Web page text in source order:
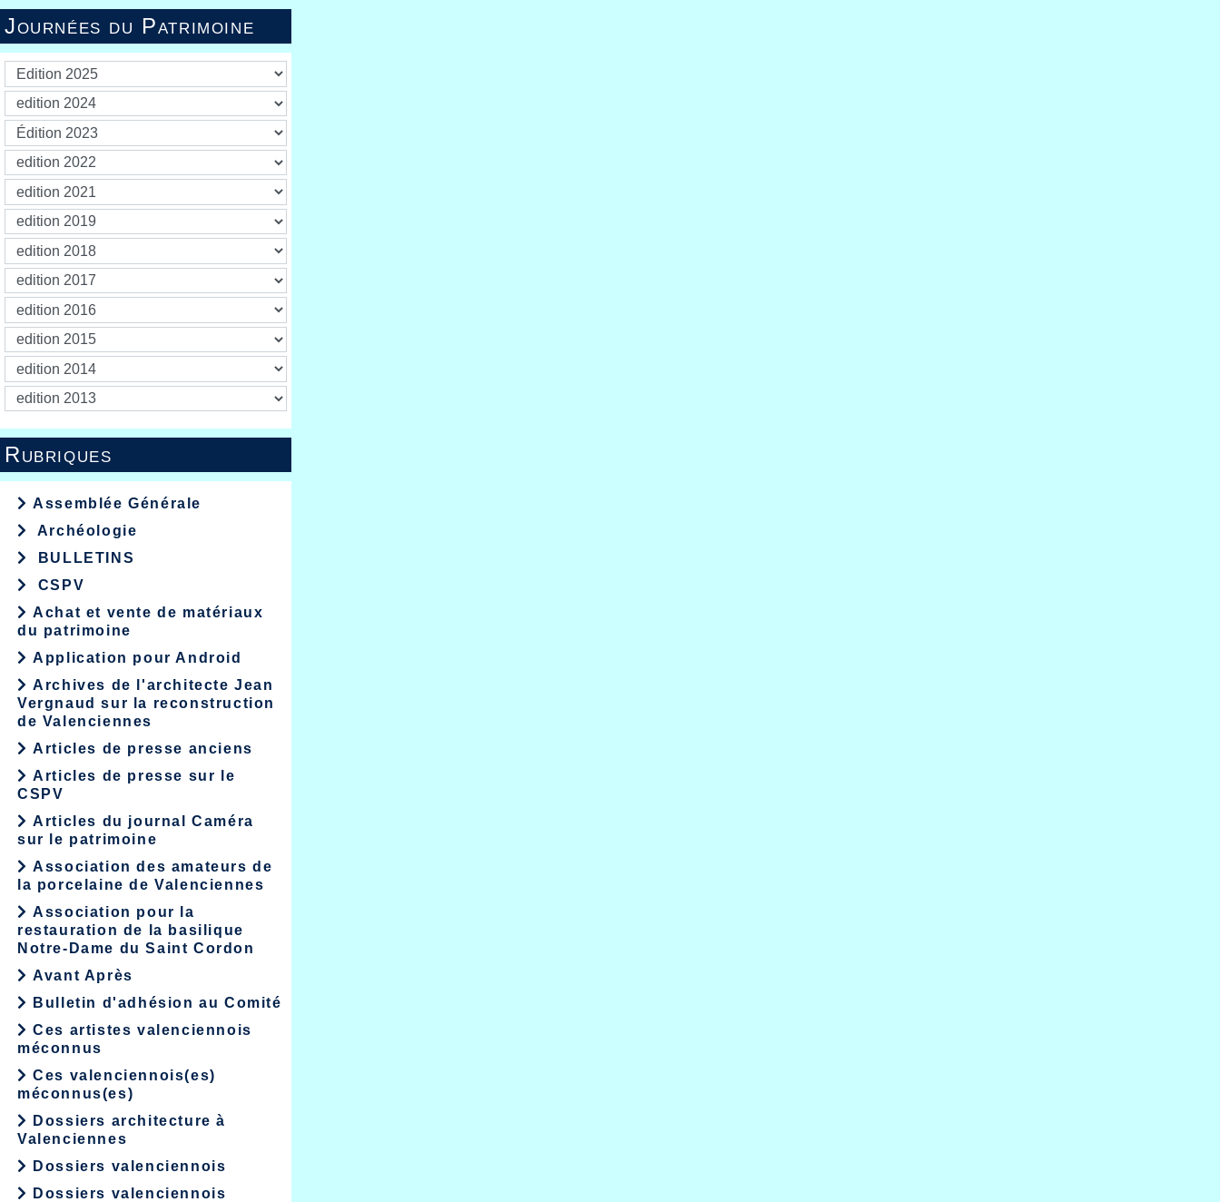
Journées du Patrimoine
Rubriques
Assemblée Générale
Archéologie
BULLETINS
CSPV
Achat et vente de matériaux
du patrimoine
Application pour Android
Archives de l'architecte Jean
Vergnaud sur la reconstruction
de Valenciennes
Articles de presse anciens
Articles de presse sur le
CSPV
Articles du journal Caméra
sur le patrimoine
Association des amateurs de
la porcelaine de Valenciennes
Association pour la
restauration de la basilique
Notre-Dame du Saint Cordon
Avant Après
Bulletin d'adhésion au Comité
Ces artistes valenciennois
méconnus
Ces valenciennois(es)
méconnus(es)
Dossiers architecture à
Valenciennes
Dossiers valenciennois
Dossiers valenciennois